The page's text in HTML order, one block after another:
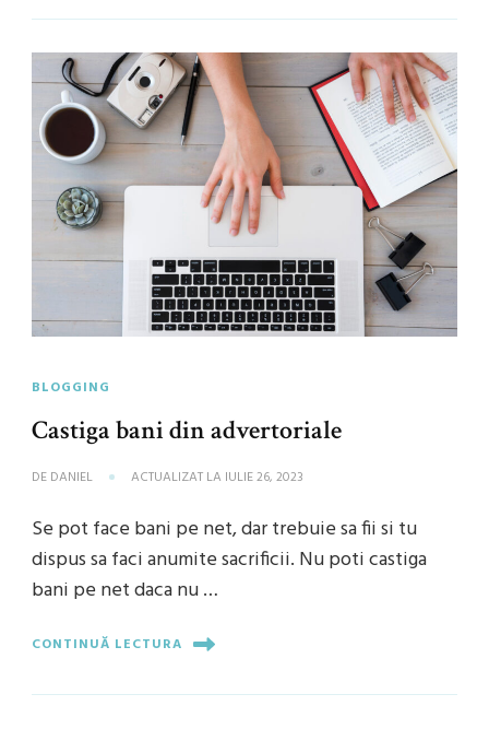
BLOGGING
Castiga bani din advertoriale
DE DANIEL ACTUALIZAT LA IULIE 26, 2023
Se pot face bani pe net, dar trebuie sa fii si tu
dispus sa faci anumite sacrificii. Nu poti castiga
bani pe net daca nu …
CONTINUĂ LECTURA